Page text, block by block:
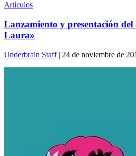
Artículos
Lanzamiento y presentación del
Laura»
Underbrain Staff| 24 de noviembre de